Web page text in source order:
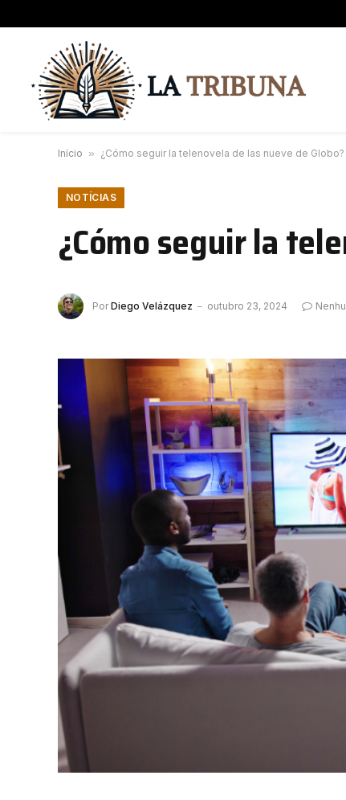
Início » ¿Cómo seguir la telenovela de las nueve de Globo?
NOTÍCIAS
¿Cómo seguir la
Por Diego Velázquez outubro 23, 2024